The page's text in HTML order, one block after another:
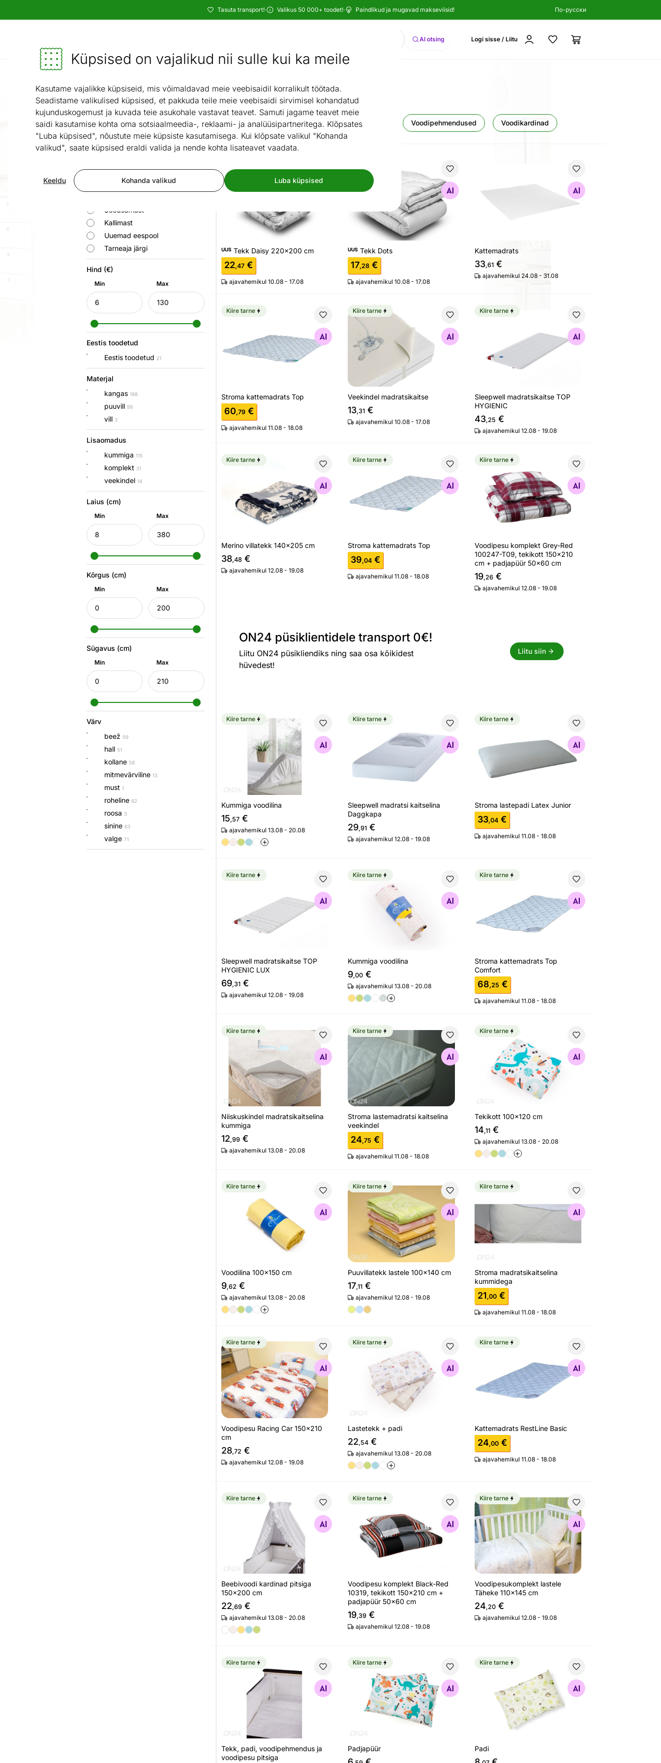
Küpsised on vajalikud nii sulle kui ka meile
Kasutame vajalikke küpsiseid, mis võimaldavad meie veebisaidil korralikult töötada.
Seadistame valikulised küpsised, et pakkuda teile meie veebisaidi sirvimisel kohandatud
kujunduskogemust ja kuvada teie asukohale vastavat teavet. Samuti jagame teavet meie
saidi kasutamise kohta oma sotsiaalmeedia-, reklaami- ja analüüsipartneritega. Klõpsates
"Luba küpsised", nõustute meie küpsiste kasutamisega. Kui klõpsate valikul "Kohanda
valikud", saate küpsised eraldi valida ja nende kohta lisateavet vaadata.
Kohanda valikud Luba küpsised
Keeldu
Tasuta transport!· Valikus 50 000+ toodet!· Paindlikud ja mugavad makseviisid! По-русски
Mööbel ja sisustus - ON24
Otsi AI otsing Logi sisse / Liitu
Laste voodipesu
Laste voodipesu Laste tekid Laste padjad Madratsikaitselinad Voodipehmendused Voodikardinad
Soodsamast
Kallimast
Uuemad eespool
Tarneaja järgi
Hind (€)
Min Max
Eestis toodetud
Eestis toodetud 21
Materjal
kangas 188
puuvill 99
vill 3
Lisaomadus
kummiga 115
komplekt 31
veekindel 14
Laius (cm)
Min Max
Kõrgus (cm)
Min Max
Sügavus (cm)
Min Max
Värv
beež 59
hall 51
kollane 58
mitmevärviline 13
must 1
roheline 62
roosa 3
sinine 63
valge 71
Tekk Daisy 220x200 cm
Otsi sarnaseid
UUS Tekk Daisy 220x200 cm
22,47 €
ajavahemikul 10.08 - 17.08
Tekk Dots
Otsi sarnaseid
UUS Tekk Dots
17,28 €
ajavahemikul 10.08 - 17.08
Kattemadrats
33,61€
ajavahemikul 24.08 - 31.08
Otsi sarnaseid
Kiire tarne
Stroma kattemadrats Top
60,79 €
ajavahemikul 11.08 - 18.08
Veekindel madratsikaitse
Otsi sarnaseid
Kiire tarne
Veekindel madratsikaitse
13,31 €
ajavahemikul 10.08 - 17.08
Sleepwell madratsikaitse TOP HYGIENIC
Otsi sarnaseid
Kiire tarne
Sleepwell madratsikaitse TOP
HYGIENIC
43,25 €
ajavahemikul 12.08 - 19.08
Merino villatekk 140x205 cm
Otsi sarnaseid
Kiire tarne
Merino villatekk 140x205 cm
38,48 €
ajavahemikul 12.08 - 19.08
Otsi sarnaseid
Kiire tarne
Stroma kattemadrats Top
39,04 €
ajavahemikul 11.08 - 18.08
Voodipesu komplekt Grey-Red 100247-T09,
Otsi sarnaseid
Kiire tarne
Voodipesu komplekt Grey-Red
100247-T09, tekikott 150x210
cm + padjapüür 50x60 cm
19,26€
ajavahemikul 12.08 - 19.08
ON24 püsiklientidele transport 0€!
Liitu ON24 püsikliendiks ning saa osa kõikidest
hüvedest!
Liitu siin
Kummiga voodilina
Otsi sarnaseid
Kiire tarne
Kummiga voodilina
15,57 €
ajavahemikul 13.08 - 20.08
+
Sleepwell madratsi kaitselina Daggkapa
Otsi sarnaseid
Kiire tarne
Sleepwell madratsi kaitselina
Daggkapa
29,91 €
ajavahemikul 12.08 - 19.08
Stroma lastepadi Latex Junior
Otsi sarnaseid
Kiire tarne
Stroma lastepadi Latex Junior
33,04€
ajavahemikul 11.08 - 18.08
Sleepwell madratsikaitse TOP HYGIENIC LUX
Otsi sarnaseid
Kiire tarne
Sleepwell madratsikaitse TOP
HYGIENIC LUX
69,31 €
ajavahemikul 12.08 - 19.08
Kummiga voodilina
Otsi sarnaseid
Kiire tarne
Kummiga voodilina
9,00 €
ajavahemikul 13.08 - 20.08
+
Stroma kattemadrats Top Comfort
Otsi sarnaseid
Kiire tarne
Stroma kattemadrats Top
Comfort
68,25 €
ajavahemikul 11.08 - 18.08
Niiskuskindel madratsikaitselina kummiga
Kiire tarne
Niiskuskindel madratsikaitselina
kummiga
12,99 €
ajavahemikul 13.08 - 20.08
Stroma lastemadratsi kaitselina veekindel
Otsi sarnaseid
Kiire tarne
Stroma lastemadratsi kaitselina
veekindel
24,75 €
ajavahemikul 11.08 - 18.08
Tekikott 100x120 cm
Otsi sarnaseid
Kiire tarne
Tekikott 100x120 cm
14,11€
ajavahemikul 13.08 - 20.08
+
Voodilina 100x150 cm
Otsi sarnaseid
Kiire tarne
Voodilina 100x150 cm
9,62 €
ajavahemikul 13.08 - 20.08
+
Puuvillatekk lastele 100x140 cm
Otsi sarnaseid
Kiire tarne
Puuvillatekk lastele 100x140 cm
17,11 €
ajavahemikul 12.08 - 19.08
Stroma madratsikaitselina kummidega
Otsi sarnaseid
Kiire tarne
Stroma madratsikaitselina
kummidega
21,00€
ajavahemikul 11.08 - 18.08
Voodipesu Racing Car 150x210 cm
Otsi sarnaseid
Kiire tarne
Voodipesu Racing Car 150x210
cm
28,72 €
ajavahemikul 12.08 - 19.08
Lastetekk + padi
Otsi sarnaseid
Kiire tarne
Lastetekk + padi
22,54 €
ajavahemikul 13.08 - 20.08
+
Kattemadrats RestLine Basic
Otsi sarnaseid
Kiire tarne
Kattemadrats RestLine Basic
24,00€
ajavahemikul 11.08 - 18.08
Beebivoodi kardinad pitsiga 150x200 cm
Otsi sarnaseid
Kiire tarne
Beebivoodi kardinad pitsiga
150x200 cm
22,69 €
ajavahemikul 13.08 - 20.08
Voodipesu komplekt Black-Red 10319, tekikott 150x210 cm + padjapüür 50x60 cm
Otsi sarnaseid
Kiire tarne
Voodipesu komplekt Black-Red
10319, tekikott 150x210 cm +
padjapüür 50x60 cm
19,39 €
ajavahemikul 12.08 - 19.08
Voodipesukomplekt lastele Täheke 110x145 cm
Otsi sarnaseid
Kiire tarne
Voodipesukomplekt lastele
Täheke 110x145 cm
24,20€
ajavahemikul 12.08 - 19.08
Tekk, padi, voodipehmendus ja voodipesu pitsiga
Kiire tarne
Tekk, padi, voodipehmendus ja
voodipesu pitsiga
Padjapüür
Otsi sarnaseid
Kiire tarne
Padjapüür
Otsi sarnaseid
Kiire tarne
Padi